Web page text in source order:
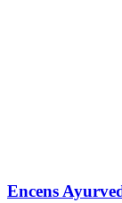
Encens